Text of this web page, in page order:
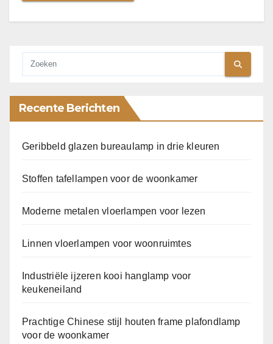
Recente Berichten
Geribbeld glazen bureaulamp in drie kleuren
Stoffen tafellampen voor de woonkamer
Moderne metalen vloerlampen voor lezen
Linnen vloerlampen voor woonruimtes
Industriële ijzeren kooi hanglamp voor
keukeneiland
Prachtige Chinese stijl houten frame plafondlamp
voor de woonkamer